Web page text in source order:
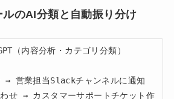
のAI分類と自動振り分け
（内容分析・カテゴリ分類）